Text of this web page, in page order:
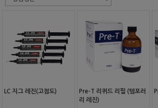
LC 지그 레진(고점도)
Pre-T 리퀴드 리필 (템포러
리 레진)